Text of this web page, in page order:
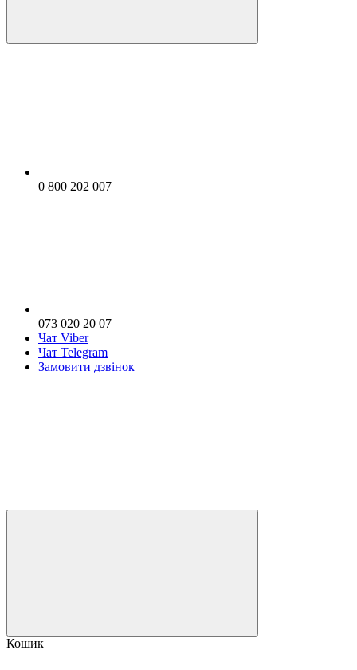
0 800 202 007
073 020 20 07
Чат Viber
Чат Telegram
Замовити дзвінок
Кошик